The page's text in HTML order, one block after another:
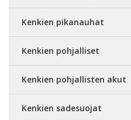
Kenkien pikanauhat
Kenkien pohjalliset
Kenkien pohjallisten akut
Kenkien sadesuojat